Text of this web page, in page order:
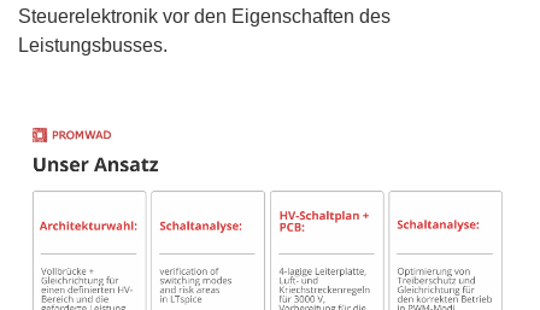
Steuerelektronik vor den Eigenschaften des
Leistungsbusses.